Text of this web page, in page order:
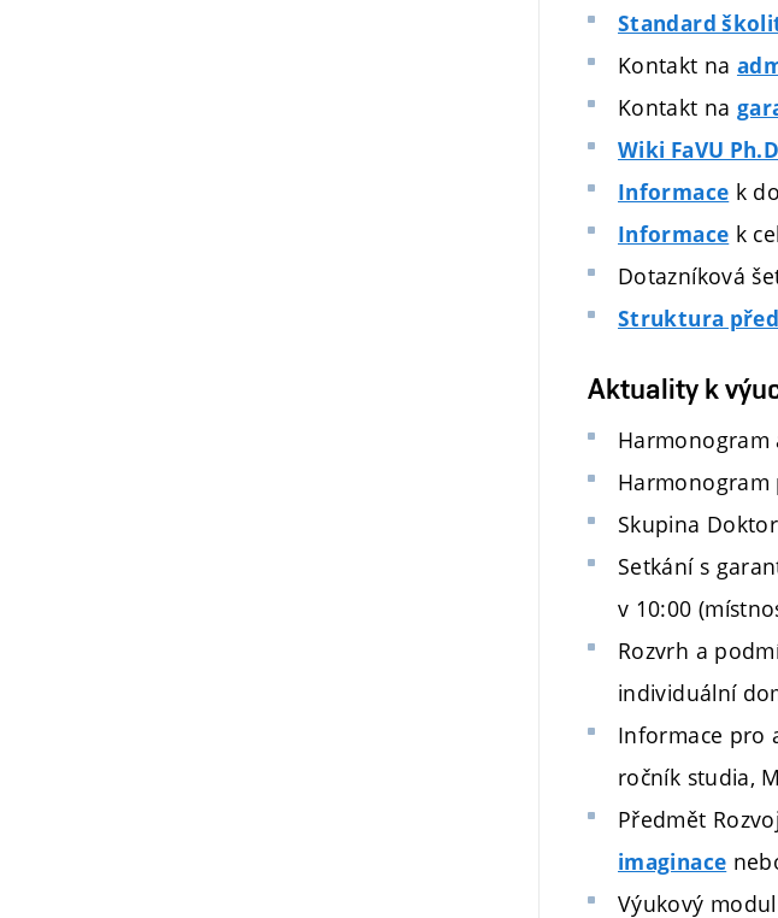
Standard
Kontakt na
Kontakt na
Wiki FaVU
Informace k
Informace k
Dotazníková
Struktura
Aktuality k
Harmonogram
Skupina
Setkání s
v 10:00
Rozvrh a
individuální
Informace pro
ročník studia,
Předmět
imaginace
Výukový